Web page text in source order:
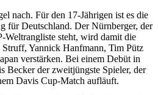
nach. Für den 17-Jährigen ist es die
für Deutschland. Der Nürnberger, der
Weltrangliste steht, wird damit die
Yannick Hanfmann, Tim Pütz
verstärken. Bei einem Debüt in
Becker der zweitjüngste Spieler, der
Davis Cup-Match aufläuft.